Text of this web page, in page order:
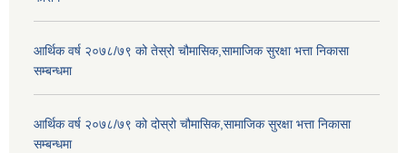
आर्थिक वर्ष २०७८/७९ को तेस्रो चौमासिक,सामाजिक सुरक्षा भत्ता निकासा
सम्बन्धमा
आर्थिक वर्ष २०७८/७९ को दोस्रो चौमासिक,सामाजिक सुरक्षा भत्ता निकासा
सम्बन्धमा